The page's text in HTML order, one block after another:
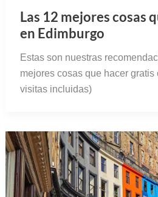
Las 12 mejores cosas
en Edimburgo
Estas son nuestras
mejores cosas que hacer
visitas incluidas)